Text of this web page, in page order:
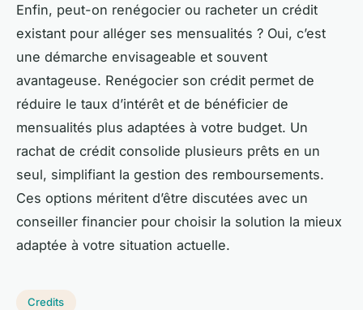
Enfin, peut-on renégocier ou racheter un crédit
existant pour alléger ses mensualités ? Oui, c’est
une démarche envisageable et souvent
avantageuse. Renégocier son crédit permet de
réduire le taux d’intérêt et de bénéficier de
mensualités plus adaptées à votre budget. Un
rachat de crédit consolide plusieurs prêts en un
seul, simplifiant la gestion des remboursements.
Ces options méritent d’être discutées avec un
conseiller financier pour choisir la solution la mieux
adaptée à votre situation actuelle.
Credits